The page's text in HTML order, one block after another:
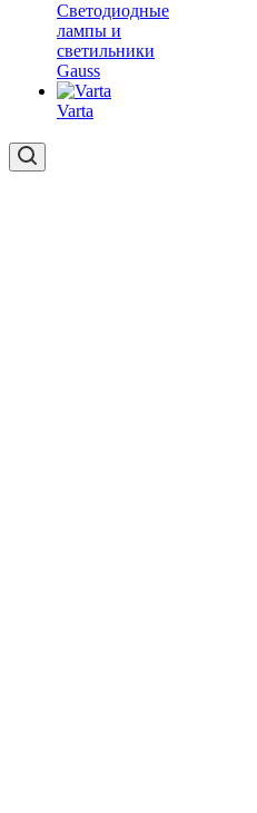
Светодиодные
лампы и
светильники
Gauss
Varta